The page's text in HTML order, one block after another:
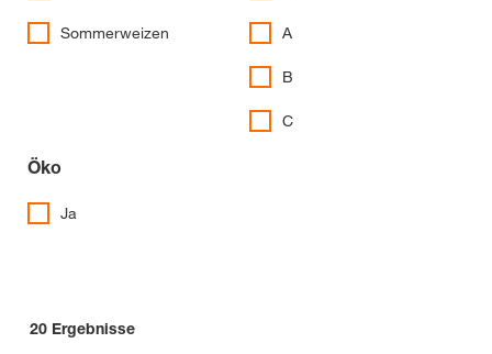
Sommerweizen A
B
C
Öko
Ja
20 Ergebnisse